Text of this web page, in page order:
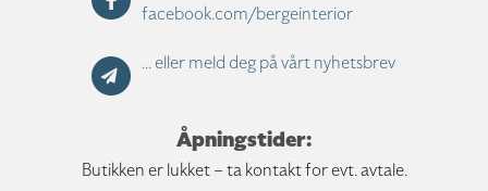
facebook.com/bergeinterior
... eller meld deg på vårt nyhetsbrev
Åpningstider:
Butikken er lukket – ta kontakt for evt. avtale.